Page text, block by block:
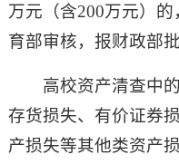
万元（含200万元）的
育部审核，报财政部
高校资产清查中的
存货损失、有价证券
产损失等其他类资产